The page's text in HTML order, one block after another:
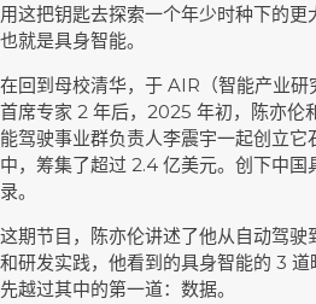
用这把钥匙去探索一个年少时种下的更
也就是具身智能。
在回到母校清华，于 AIR（智能产业研
首席专家 2 年后，2025 年初，陈亦伦
能驾驶事业群负责人李震宇一起创立它
中，筹集了超过 2.4 亿美元。创下中
录。
这期节目，陈亦伦讲述了他从自动驾驶
和研发实践，他看到的具身智能的 3
先越过其中的第一道：数据。